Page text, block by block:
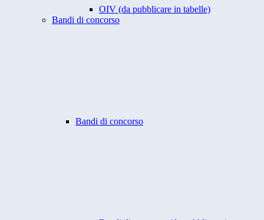
OIV (da pubblicare in tabelle)
Bandi di concorso
Bandi di concorso